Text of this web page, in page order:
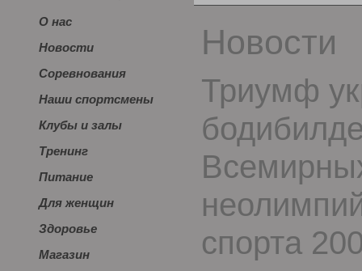
О нас
Новости
Соревнования
Наши спортсмены
Клубы и залы
Тренинг
Питание
Для женщин
Здоровье
Магазин
Новости
Триумф
спорта